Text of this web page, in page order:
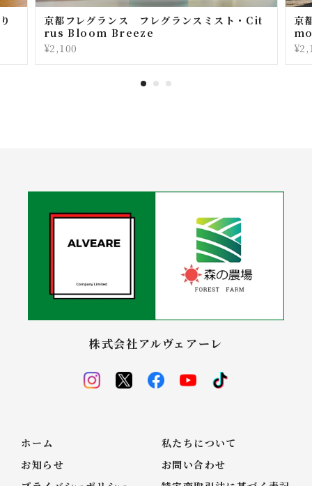
京都フレグランス フレグランスミスト・Cit
rus Bloom Breeze
¥2,100
京
株式会社アルヴェアーレ
ホーム
私たちについて
お知らせ
お問い合わせ